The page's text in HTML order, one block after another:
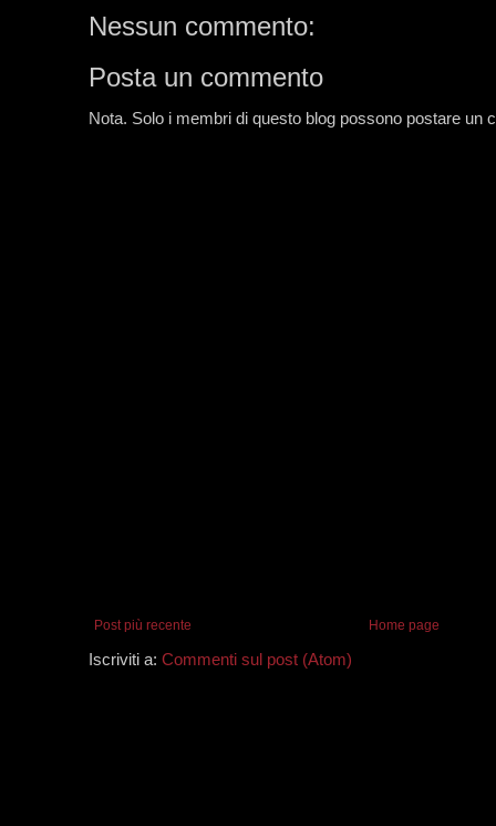
Nessun commento:
Posta un commento
Nota. Solo i membri di questo blog possono postare un
Post più recente Home page
Iscriviti a: Commenti sul post (Atom)